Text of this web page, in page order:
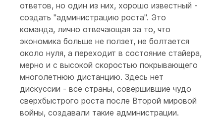
ответов, но один из них, хорошо известный -
создать "администрацию роста". Это
команда, лично отвечающая за то, что
экономика больше не ползет, не болтается
около нуля, а переходит в состояние стайера,
мерно и с высокой скоростью покрывающего
многолетнюю дистанцию. Здесь нет
дискуссии - все страны, совершившие чудо
сверхбыстрого роста после Второй мировой
войны, создавали такие администрации.